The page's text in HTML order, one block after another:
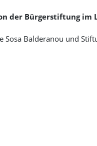
der Bürgerstiftung im
Sosa Balderanou und